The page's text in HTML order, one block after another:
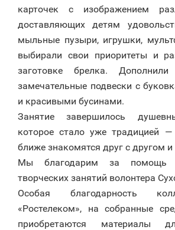
карточек с изображением
доставляющих детям
мыльные пузыри, игрушки,
выбирали свои приоритеты и
заготовке брелка.
замечательные подвески с
и красивыми бусинами.
Занятие завершилось
которое стало уже традицией
ближе знакомятся друг с другом
Мы благодарим за помощь
творческих занятий волонтера
Особая благодарность
«Ростелеком», на собранные
приобретаются материалы